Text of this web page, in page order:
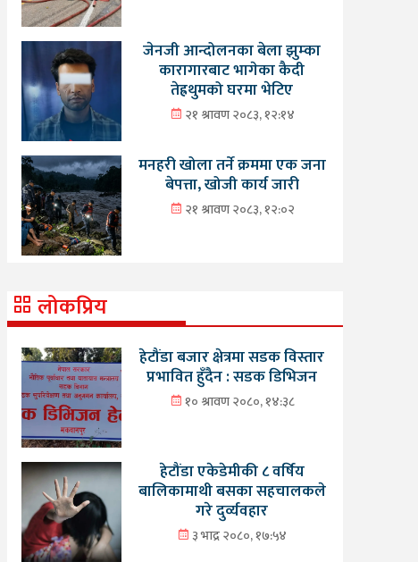
जेनजी आन्दोलनका बेला झुम्का
कारागारबाट भागेका कैदी
तेह्रथुमको घरमा भेटिए
२१ श्रावण २०८३, १२:१४
मनहरी खोला तर्ने क्रममा एक जना
बेपत्ता, खोजी कार्य जारी
२१ श्रावण २०८३, १२:०२
लोकप्रिय
हेटौंडा बजार क्षेत्रमा सडक विस्तार
प्रभावित हुँदैन : सडक डिभिजन
१० श्रावण २०८०, १४:३८
हेटौंडा एकेडेमीकी ८ वर्षिय
बालिकामाथी बसका सहचालकले
गरे दुर्व्यवहार
३ भाद्र २०८०, १७:५४